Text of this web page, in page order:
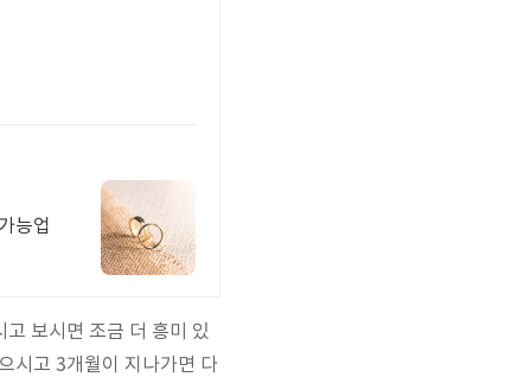
능업
보시면 조금 더 흥미 있
시고 3개월이 지나가면 다